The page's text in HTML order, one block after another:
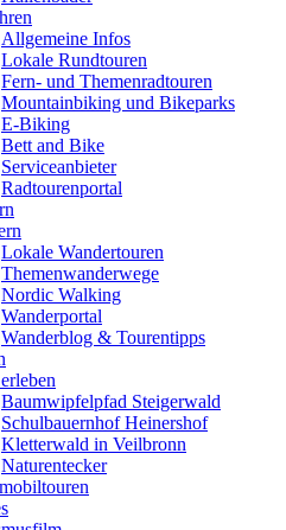
Allgemeine Infos
Lokale Rundtouren
Fern- und Themenradtouren
Mountainbiking und Bikeparks
E-Biking
Bett and Bike
Serviceanbieter
Radtourenportal
Lokale Wandertouren
Themenwanderwege
Nordic Walking
Wanderportal
Wanderblog & Tourentipps
Baumwipfelpfad Steigerwald
Schulbauernhof Heinershof
Kletterwald in Veilbronn
Naturentecker